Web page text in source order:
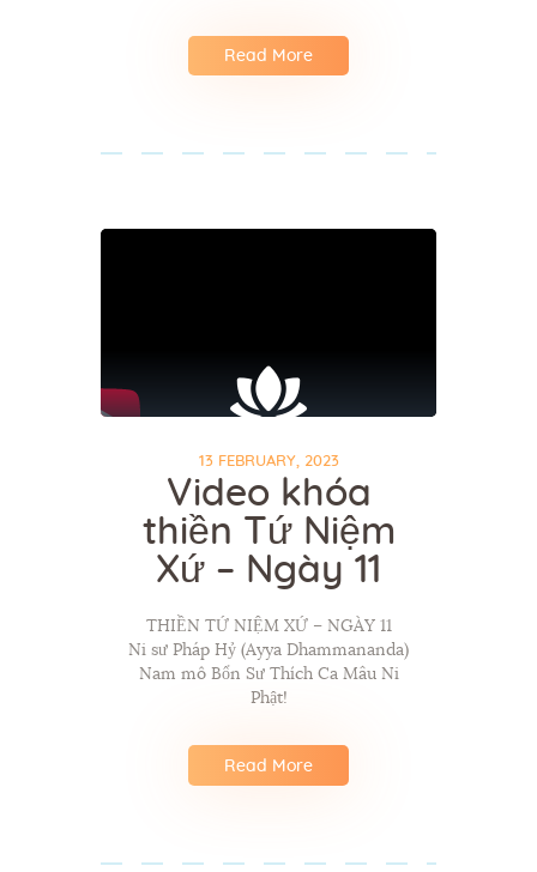
Read More
13 FEBRUARY, 2023
Video khóa
thiền Tứ Niệm
Xứ – Ngày 11
THIỀN TỨ NIỆM XỨ – NGÀY 11
Ni sư Pháp Hỷ (Ayya Dhammananda)
Nam mô Bổn Sư Thích Ca Mâu Ni
Phật!
Read More